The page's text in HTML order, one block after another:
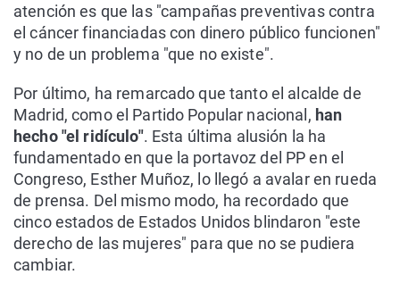
atención es que las "campañas preventivas contra
el cáncer financiadas con dinero público funcionen"
y no de un problema "que no existe".
Por último, ha remarcado que tanto el alcalde de
Madrid, como el Partido Popular nacional, han
hecho "el ridículo". Esta última alusión la ha
fundamentado en que la portavoz del PP en el
Congreso, Esther Muñoz, lo llegó a avalar en rueda
de prensa. Del mismo modo, ha recordado que
cinco estados de Estados Unidos blindaron "este
derecho de las mujeres" para que no se pudiera
cambiar.